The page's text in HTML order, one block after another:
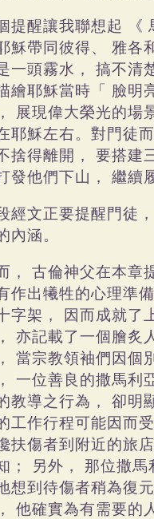
提醒讓我聯想起
《
穌帶同彼得、
雅各
一頭霧水， 搞不清
繪耶穌當時「 臉明
展現偉大榮光的場
耶穌左右。對門徒
捨得離開， 要搭建
發他們下山， 繼續
經文正要提醒門徒，
內涵。
， 古倫神父在本章
作出犧牲的心理準
字架，
因而成就了
亦記載了一個膾炙
當宗教領袖們因個
一位善良的撒馬利
教導之行為， 卻明
工作行程可能因而
扶傷者到附近的旅
；
另外，
那位撒馬
想到待傷者稍為復
他確實為有需要的